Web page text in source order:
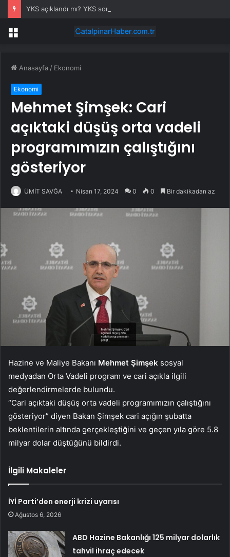
Menü
Anasayfa / Ekonomi
Ekonomi
Mehmet Şimşek: Cari
açıktaki düşüş orta vadeli
programımızın çalıştığını
gösteriyor
ÜMİT SAVĞA Nisan 17, 2024 0 0 Bir dakikadan az
Hazine ve Maliye Bakanı Mehmet Şimşek sosyal
medyadan Orta Vadeli program ve cari açıkla ilgili
değerlendirmelerde bulundu.
“Cari açıktaki düşüş orta vadeli programımızın çalıştığını
gösteriyor” diyen Bakan Şimşek cari açığın şubatta
beklentilerin altında gerçekleştiğini ve geçen yıla göre 5.8
milyar dolar düştüğünü bildirdi.
İlgili Makaleler
İYİ Parti’den enerji krizi uyarısı
Ağustos 6, 2026
ABD Hazine Bakanlığı 125 milyar dolarlık
tahvil ihraç edecek